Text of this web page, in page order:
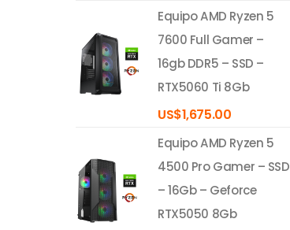
Equipo AMD Ryzen 5
7600 Full Gamer –
16gb DDR5 – SSD –
RTX5060 Ti 8Gb
US$1,675.00
Equipo AMD Ryzen 5
4500 Pro Gamer – SSD
– 16Gb – Geforce
RTX5050 8Gb